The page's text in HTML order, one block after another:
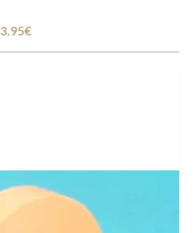
3.95€